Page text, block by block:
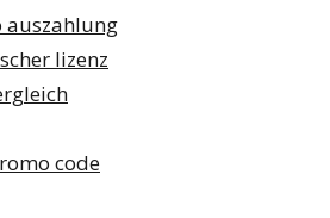
auszahlung
lizenz
code